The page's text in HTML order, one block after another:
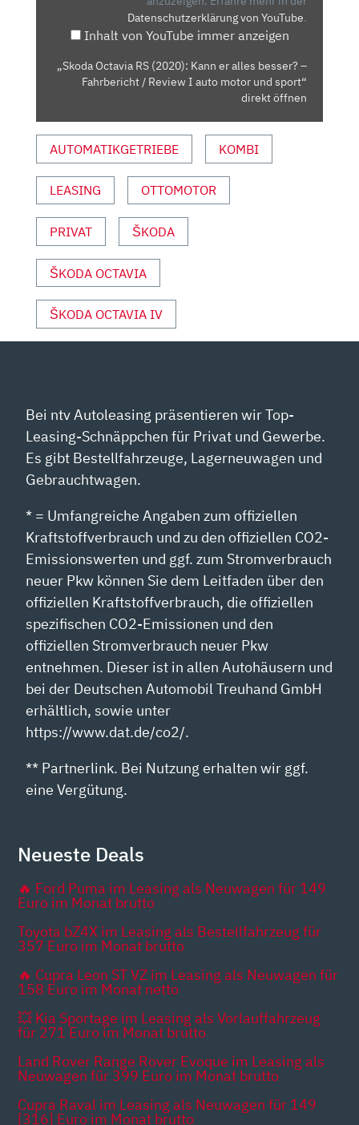
BESSER?
FAHRBERICHT
I
AUTO
MOTOR
UND
VON
YOUTUBE
ANZEIGEN
Datenschutzerklärung von YouTube.
Inhalt von YouTube immer anzeigen
„Skoda Octavia RS (2020): Kann er alles besser? –
Fahrbericht / Review I auto motor und sport“
direkt öffnen
AUTOMATIKGETRIEBE KOMBI
LEASING OTTOMOTOR
PRIVAT ŠKODA
ŠKODA OCTAVIA
ŠKODA OCTAVIA IV
Bei ntv Autoleasing präsentieren wir Top-
Leasing-Schnäppchen für Privat und Gewerbe.
Es gibt Bestellfahrzeuge, Lagerneuwagen und
Gebrauchtwagen.
* = Umfangreiche Angaben zum offiziellen
Kraftstoffverbrauch und zu den offiziellen CO2-
Emissionswerten und ggf. zum Stromverbrauch
neuer Pkw können Sie dem Leitfaden über den
offiziellen Kraftstoffverbrauch, die offiziellen
spezifischen CO2-Emissionen und den
offiziellen Stromverbrauch neuer Pkw
entnehmen. Dieser ist in allen Autohäusern und
bei der Deutschen Automobil Treuhand GmbH
erhältlich, sowie unter
https://www.dat.de/co2/.
** Partnerlink. Bei Nutzung erhalten wir ggf.
eine Vergütung.
Neueste Deals
🔥 Ford Puma im Leasing als Neuwagen für 149
Euro im Monat brutto
Toyota bZ4X im Leasing als Bestellfahrzeug für
357 Euro im Monat brutto
🔥 Cupra Leon ST VZ im Leasing als Neuwagen für
158 Euro im Monat netto
💥 Kia Sportage im Leasing als Vorlauffahrzeug
für 271 Euro im Monat brutto
Land Rover Range Rover Evoque im Leasing als
Neuwagen für 399 Euro im Monat brutto
Cupra Raval im Leasing als Neuwagen für 149
[316] Euro im Monat brutto